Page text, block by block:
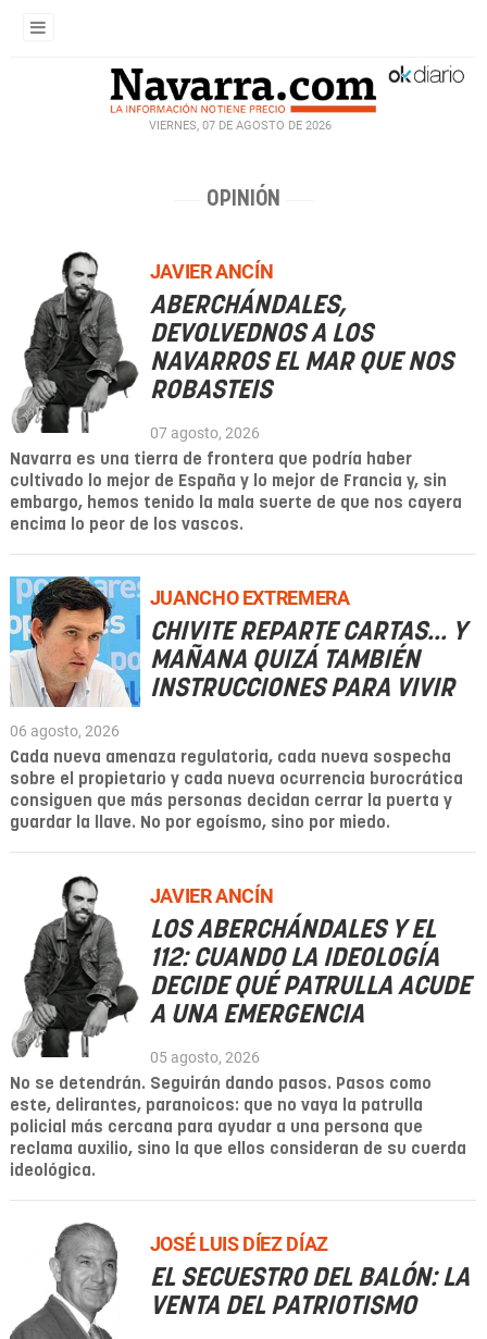
VIERNES, 07 DE AGOSTO DE 2026
OPINIÓN
JAVIER ANCÍN
ABERCHÁNDALES,
DEVOLVEDNOS A LOS
NAVARROS EL MAR QUE NOS
ROBASTEIS
07 agosto, 2026
Navarra es una tierra de frontera que podría haber
cultivado lo mejor de España y lo mejor de Francia y, sin
embargo, hemos tenido la mala suerte de que nos cayera
encima lo peor de los vascos.
JUANCHO EXTREMERA
CHIVITE REPARTE CARTAS... Y
MAÑANA QUIZÁ TAMBIÉN
INSTRUCCIONES PARA VIVIR
06 agosto, 2026
Cada nueva amenaza regulatoria, cada nueva sospecha
sobre el propietario y cada nueva ocurrencia burocrática
consiguen que más personas decidan cerrar la puerta y
guardar la llave. No por egoísmo, sino por miedo.
JAVIER ANCÍN
LOS ABERCHÁNDALES Y EL
112: CUANDO LA IDEOLOGÍA
DECIDE QUÉ PATRULLA ACUDE
A UNA EMERGENCIA
05 agosto, 2026
No se detendrán. Seguirán dando pasos. Pasos como
este, delirantes, paranoicos: que no vaya la patrulla
policial más cercana para ayudar a una persona que
reclama auxilio, sino la que ellos consideran de su cuerda
ideológica.
JOSÉ LUIS DÍEZ DÍAZ
EL SECUESTRO DEL BALÓN: LA
VENTA DEL PATRIOTISMO